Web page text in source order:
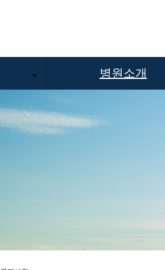
병원소개
비전과 미션